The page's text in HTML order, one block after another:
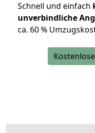
Schnell und einfach
unverbindliche
ca. 60 %